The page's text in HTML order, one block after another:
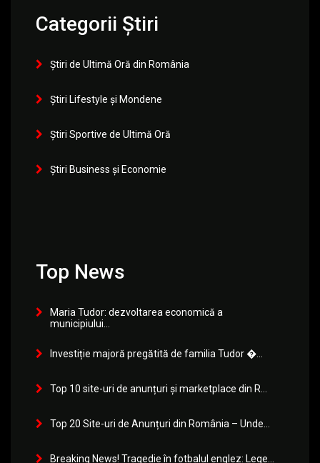
Categorii Știri
Știri de Ultimă Oră din România
Știri Lifestyle și Mondene
Știri Sportive de Ultimă Oră
Știri Business și Economie
Top News
Maria Tudor: dezvoltarea economică a
municipiului...
Investiție majoră pregătită de familia Tudor �...
Top 10 site-uri de anunțuri și marketplace din R...
Top 20 Site-uri de Anunțuri din România – Unde...
Breaking News! Tragedie în fotbalul englez: Lege...